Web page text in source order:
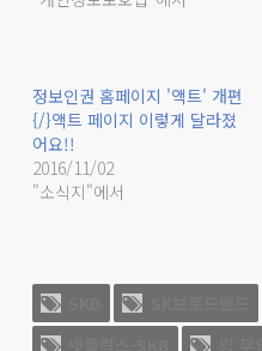
정보인권 홈페이지 '액트' 개편
{/}액트 페이지 이렇게 달라졌
어요!!
2016/11/02
"소식지"에서